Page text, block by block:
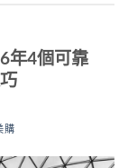
年4個可靠
購